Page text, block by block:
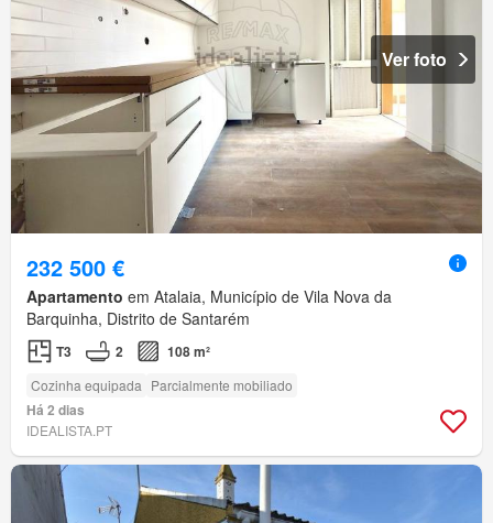
Ver foto
232 500 €
Apartamento em Atalaia, Município de Vila Nova da
Barquinha, Distrito de Santarém
T3 2 108 m²
Cozinha equipada Parcialmente mobiliado
Há 2 dias
IDEALISTA.PT